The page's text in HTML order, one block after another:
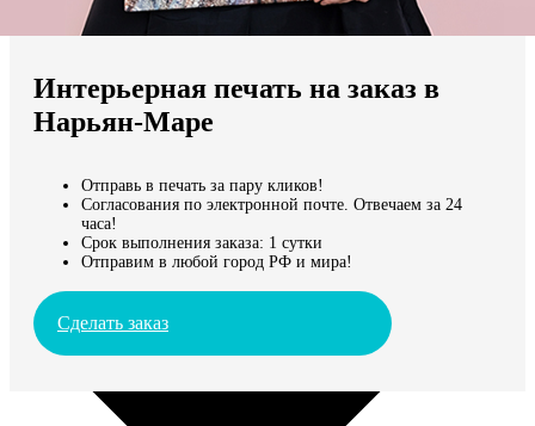
Мы доставляем по всему миру
Продолжить без города
Интерьерная печать на заказ в
Нарьян-Маре
Отправь в печать за пару кликов!
Согласования по электронной почте. Отвечаем за 24
часа!
Срок выполнения заказа: 1 сутки
Отправим в любой город РФ и мира!
Сделать заказ